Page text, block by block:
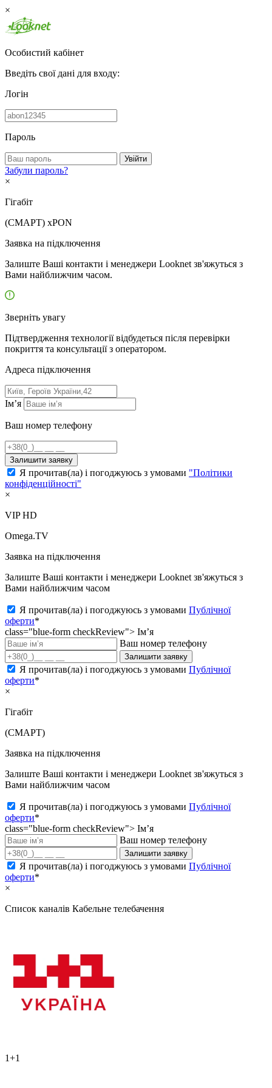
×
Особистий кабінет
Введіть свої дані для входу:
Логін
Пароль
Увійти
Забули пароль?
×
Гігабіт
(СМАРТ) xPON
Заявка на підключення
Залиште Ваші контакти і менеджери Looknet зв'яжуться з
Вами найближчим часом.
Зверніть увагу
Підтвердження технології відбудеться після перевірки
покриття та консультації з оператором.
Адресa підключення
Ім’я
Ваш номер телефону
Залишити заявку
Я прочитав(ла) і погоджуюсь з умовами "Політики
конфіденційності"
×
VIP HD
Omega.TV
Заявка на підключення
Залиште Ваші контакти і менеджери Looknet зв'яжуться з
Вами найближчим часом
Я прочитав(ла) і погоджуюсь з умовами Публічної
оферти*
class="blue-form checkReview"> Ім’я
Ваш номер телефону
Залишити заявку
Я прочитав(ла) і погоджуюсь з умовами Публічної
оферти*
×
Гігабіт
(СМАРТ)
Заявка на підключення
Залиште Ваші контакти і менеджери Looknet зв'яжуться з
Вами найближчим часом
Я прочитав(ла) і погоджуюсь з умовами Публічної
оферти*
class="blue-form checkReview"> Ім’я
Ваш номер телефону
Залишити заявку
Я прочитав(ла) і погоджуюсь з умовами Публічної
оферти*
×
Список каналів Кабельне телебачення
1+1